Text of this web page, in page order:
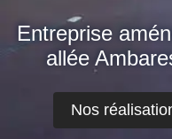
Entreprise
allée
Nos